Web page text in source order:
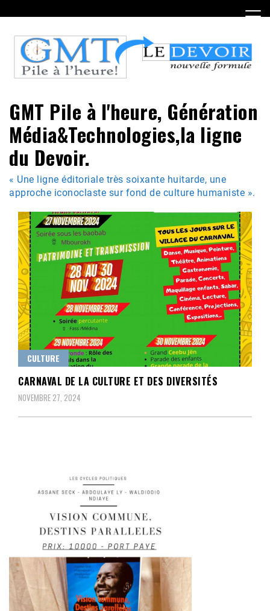
to
content
GMT Pile à l'heure, Génération
Média&Technologies,la ligne
du Devoir.
« Une ligne éditoriale très soixante huitarde, une
approche iconoclaste sur fond de culture humaniste ».
CULTURE
CARNAVAL DE LA CULTURE ET DES DIVERSITÉS
NOVEMBRE 27, 2024